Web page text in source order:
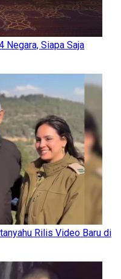
Negara, Siapa Saja
Rilis Video Baru di